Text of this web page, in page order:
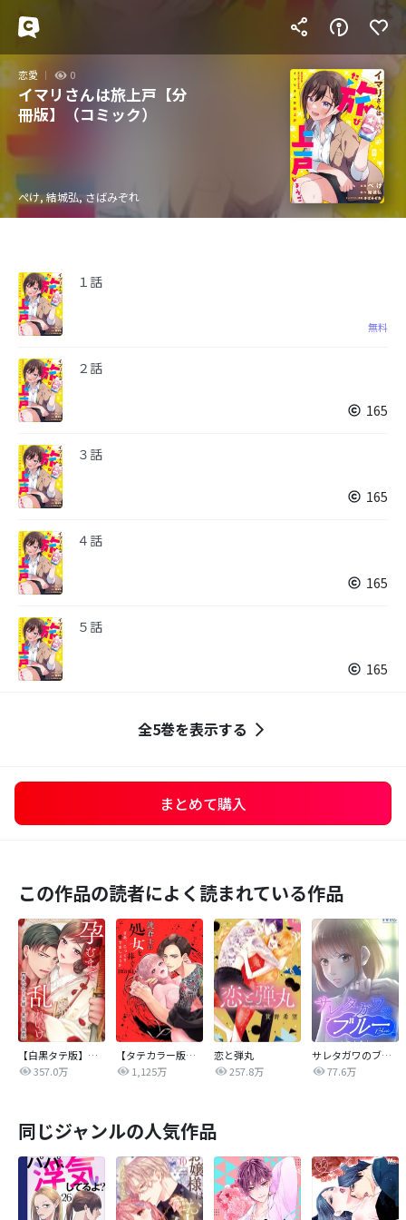
恋愛 0
イマリさんは旅上戸【分
冊版】（コミック）
ぺけ, 結城弘, さばみぞれ
１話
無料
２話
165
３話
165
４話
165
５話
165
全5巻を表示する
まとめて購入
この作品の読者によく読まれている作品
【白黒タテ版】孕むまで乱れいけ～身代わり花嫁と軍服の猛愛
357.0万
【タテカラー版】漣蒼士に処女を捧ぐ～さあ、じっくり愛でましょうか
1,125万
恋と弾丸
257.8万
サレタガワのブルー【タテヨミ】
77.6万
同じジャンルの人気作品